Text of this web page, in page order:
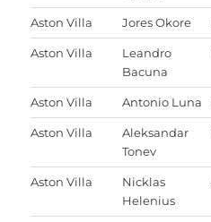
Aston Villa Jores Okore
Aston Villa
Leandro
Bacuna
Aston Villa Antonio Luna
Aston Villa
Aleksandar
Tonev
Aston Villa
Nicklas
Helenius